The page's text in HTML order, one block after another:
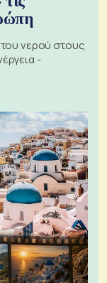
νερού στους
-